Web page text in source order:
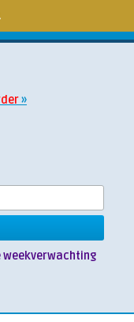
weekverwachting